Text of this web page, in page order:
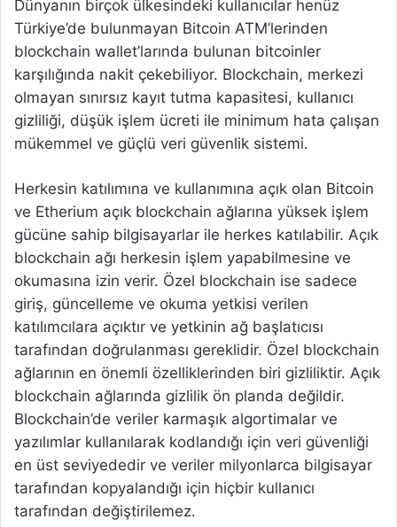
Dünyanın birçok ülkesindeki kullanıcılar henüz
Türkiye’de bulunmayan Bitcoin ATM’lerinden
blockchain wallet’larında bulunan bitcoinler
karşılığında nakit çekebiliyor. Blockchain, merkezi
olmayan sınırsız kayıt tutma kapasitesi, kullanıcı
gizliliği, düşük işlem ücreti ile minimum hata çalışan
mükemmel ve güçlü veri güvenlik sistemi.
Herkesin katılımına ve kullanımına açık olan Bitcoin
ve Etherium açık blockchain ağlarına yüksek işlem
gücüne sahip bilgisayarlar ile herkes katılabilir. Açık
blockchain ağı herkesin işlem yapabilmesine ve
okumasına izin verir. Özel blockchain ise sadece
giriş, güncelleme ve okuma yetkisi verilen
katılımcılara açıktır ve yetkinin ağ başlatıcısı
tarafından doğrulanması gereklidir. Özel blockchain
ağlarının en önemli özelliklerinden biri gizliliktir. Açık
blockchain ağlarında gizlilik ön planda değildir.
Blockchain’de veriler karmaşık algortimalar ve
yazılımlar kullanılarak kodlandığı için veri güvenliği
en üst seviyededir ve veriler milyonlarca bilgisayar
tarafından kopyalandığı için hiçbir kullanıcı
tarafından değiştirilemez.